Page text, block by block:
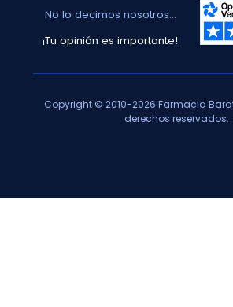
No lo decimos nosotros...
¡Tu opinión es importante!
Copyright © 2010-2026 Farmacia
derechos reservados.